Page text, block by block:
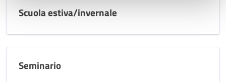
Scuola estiva/invernale
Seminario